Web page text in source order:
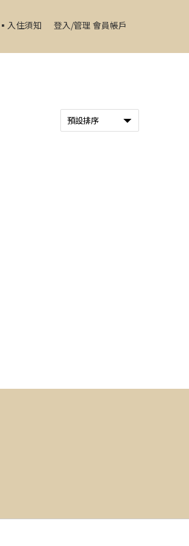
▪️入住須知 登入/管理 會員帳戶